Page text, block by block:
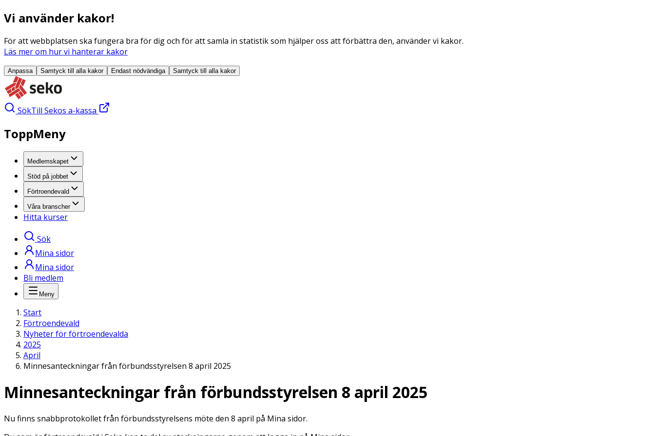
Vi använder kakor!
För att webbplatsen ska fungera bra för dig och för att samla in statistik som hjälper oss att förbättra den, använder vi kakor.
Läs mer om hur vi hanterar kakor
Anpassa Samtyck till alla kakor Endast nödvändiga Samtyck till alla kakor
SökTill Sekos a-kassa
ToppMeny
Medlemskapet
Stöd på jobbet
Förtroendevald
Våra branscher
Hitta kurser
Sök
Mina sidor
Mina sidor
Bli medlem
Meny
Start
Förtroendevald
Nyheter för förtroendevalda
2025
April
Minnesanteckningar från förbundsstyrelsen 8 april 2025
Minnesanteckningar från förbundsstyrelsen 8 april 2025
Nu finns snabbprotokollet från förbundsstyrelsens möte den 8 april på Mina sidor.